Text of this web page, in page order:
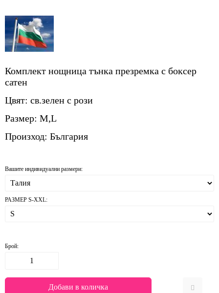
Комплект нощница тънка презремка с боксер
сатен
Цвят: св.зелен с рози
Размер: M,L
Произход: България
Вашите индивидуални размери:
РАЗМЕР S-XXL:
Брой: